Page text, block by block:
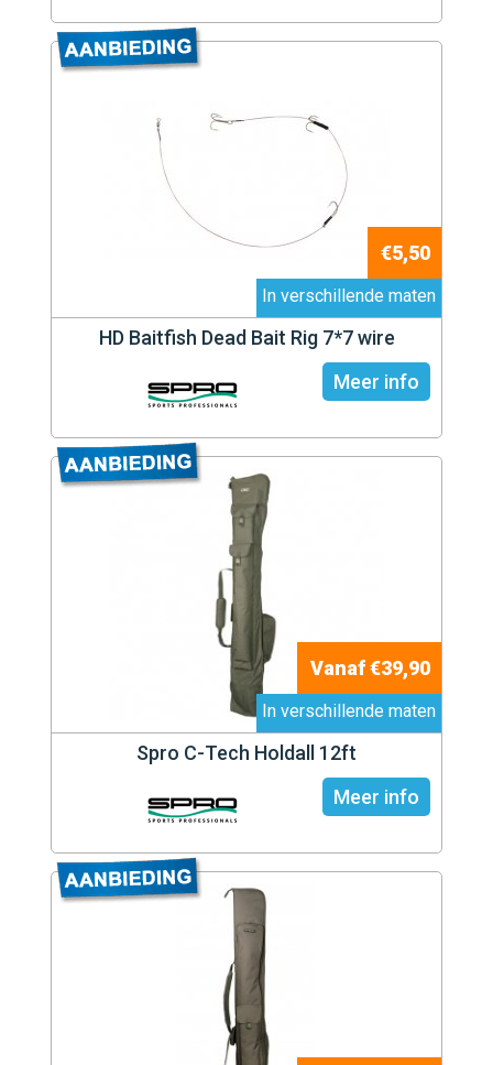
In verschillende maten
€5,50
HD Baitfish Dead Bait Rig 7*7 wire
Meer info
In verschillende maten
Vanaf €39,90
Spro C-Tech Holdall 12ft
Meer info